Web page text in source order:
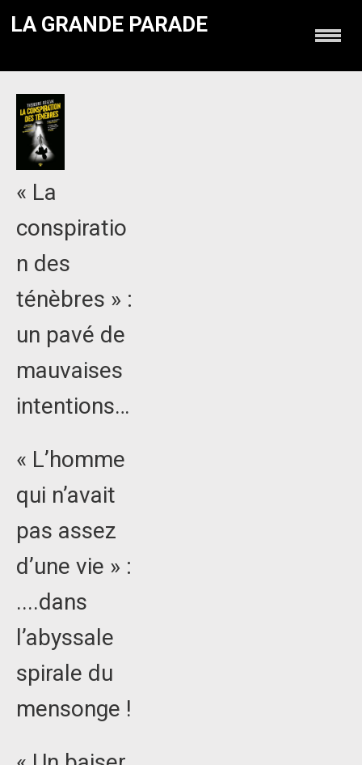
LA GRANDE PARADE
« La
conspiratio
n des
ténèbres » :
un pavé de
mauvaises
intentions…
« L’homme
qui n’avait
pas assez
d’une vie » :
....dans
l’abyssale
spirale du
mensonge !